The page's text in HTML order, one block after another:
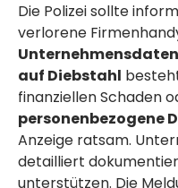
Die Polizei sollte
verlorene
Unternehmensdaten
auf Diebstahl
finanziellen Schaden
personenbezogene
Anzeige ratsam.
detailliert
unterstützen. Die